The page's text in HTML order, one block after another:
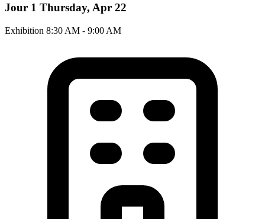
Jour 1 Thursday, Apr 22
Exhibition 8:30 AM - 9:00 AM